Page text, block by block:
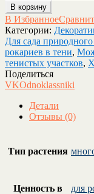
В корзину
В Избранное
Категории:
Для сада природного
рокариев в тени,
тенистых участков,
Поделиться
VKOdnoklassniki
Детали
Отзывы (0)
Тип растения
Ценность в
для